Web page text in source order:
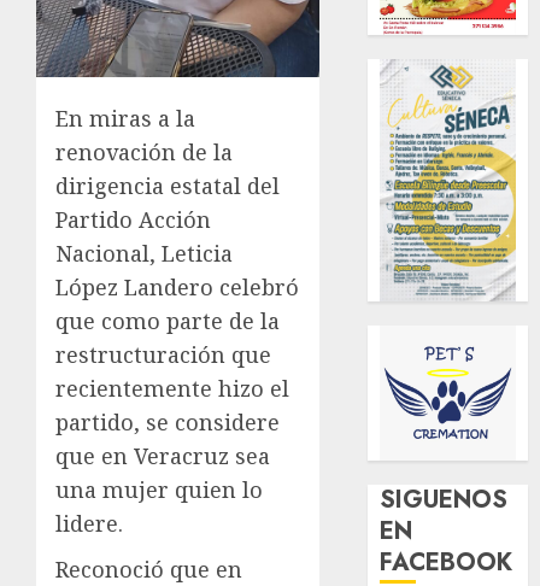
En miras a la
renovación de la
dirigencia estatal del
Partido Acción
Nacional, Leticia
López Landero celebró
que como parte de la
restructuración que
recientemente hizo el
partido, se considere
que en Veracruz sea
una mujer quien lo
lidere.
Reconoció que en
SIGUENOS
EN
FACEBOOK